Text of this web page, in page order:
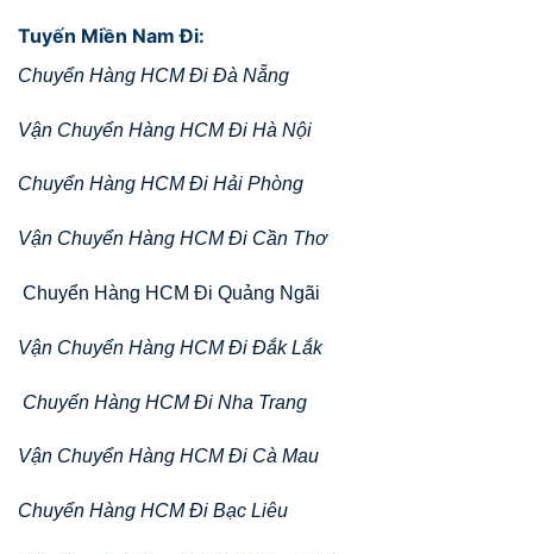
Tuyến Miền Nam Đi:
Chuyển Hàng HCM Đi Đà Nẵng
Vận Chuyển Hàng HCM Đi Hà Nội
Chuyển Hàng HCM Đi Hải Phòng
Vận Chuyển Hàng HCM Đi Cần Thơ
Chuyển Hàng HCM Đi Quảng Ngãi
Vận Chuyển Hàng HCM Đi Đắk Lắk
Chuyển Hàng HCM Đi Nha Trang
Vận Chuyển Hàng HCM Đi Cà Mau
Chuyển Hàng HCM Đi Bạc Liêu